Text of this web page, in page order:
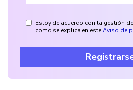
Estoy de acuerdo con la gestión
como se explica en esteAviso de